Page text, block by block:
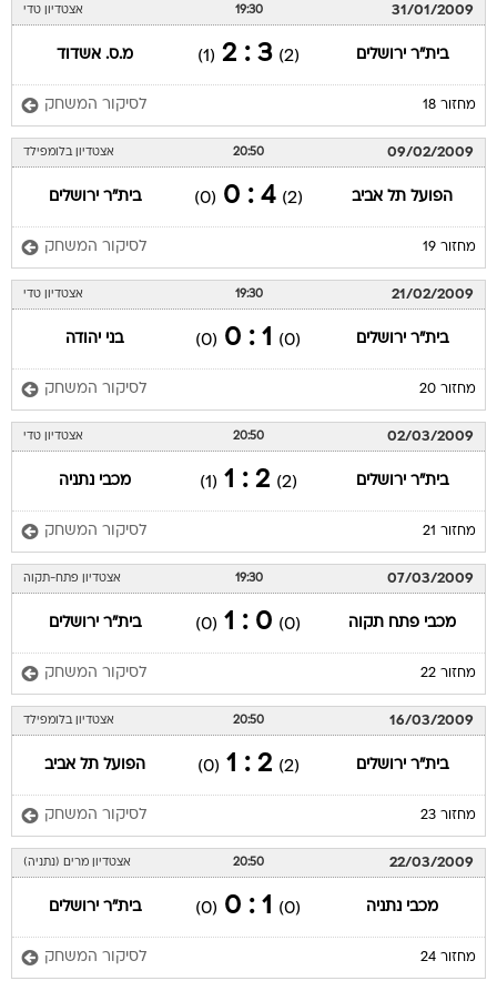
31/01/2009
19:30 אצטדיון טדי
בית"ר ירושלים (2)
3 : 2
(1) מ.ס. אשדוד
מחזור 18 לסיקור המשחק
09/02/2009
20:50 אצטדיון בלומפילד
הפועל תל אביב (2)
4 : 0
(0) בית"ר ירושלים
מחזור 19 לסיקור המשחק
21/02/2009
19:30 אצטדיון טדי
בית"ר ירושלים (0)
1 : 0
(0) בני יהודה
מחזור 20 לסיקור המשחק
02/03/2009
20:50 אצטדיון טדי
בית"ר ירושלים (2)
2 : 1
(1) מכבי נתניה
מחזור 21 לסיקור המשחק
07/03/2009
19:30 אצטדיון פתח-תקוה
מכבי פתח תקוה (0)
0 : 1
(0) בית"ר ירושלים
מחזור 22 לסיקור המשחק
16/03/2009
20:50 אצטדיון בלומפילד
בית"ר ירושלים (2)
2 : 1
(0) הפועל תל אביב
מחזור 23 לסיקור המשחק
22/03/2009
20:50 אצטדיון מרים (נתניה)
מכבי נתניה (0)
1 : 0
(0) בית"ר ירושלים
מחזור 24 לסיקור המשחק